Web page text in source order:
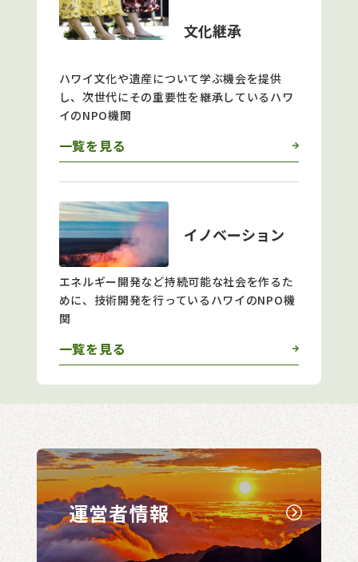
文化継承
ハワイ文化や遺産について学ぶ機会を提供
し、次世代にその重要性を継承しているハワ
イのNPO機関
一覧を見る
イノベーション
エネルギー開発など持続可能な社会を作るた
めに、技術開発を行っているハワイのNPO機
関
一覧を見る
運営者情報